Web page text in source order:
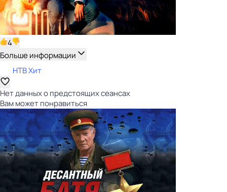
4
Больше информации
НТВ Хит
Нет данных о предстоящих сеансах
Вам может понравиться